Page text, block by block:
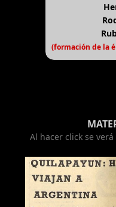
(formación de la
Al hacer click se